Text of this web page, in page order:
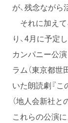
が、残念ながら
それに加えて
り、4月に予定
カンパニー公演
ラム（東京都世
いた朗読劇『こ
（地人会新社と
これらの公演